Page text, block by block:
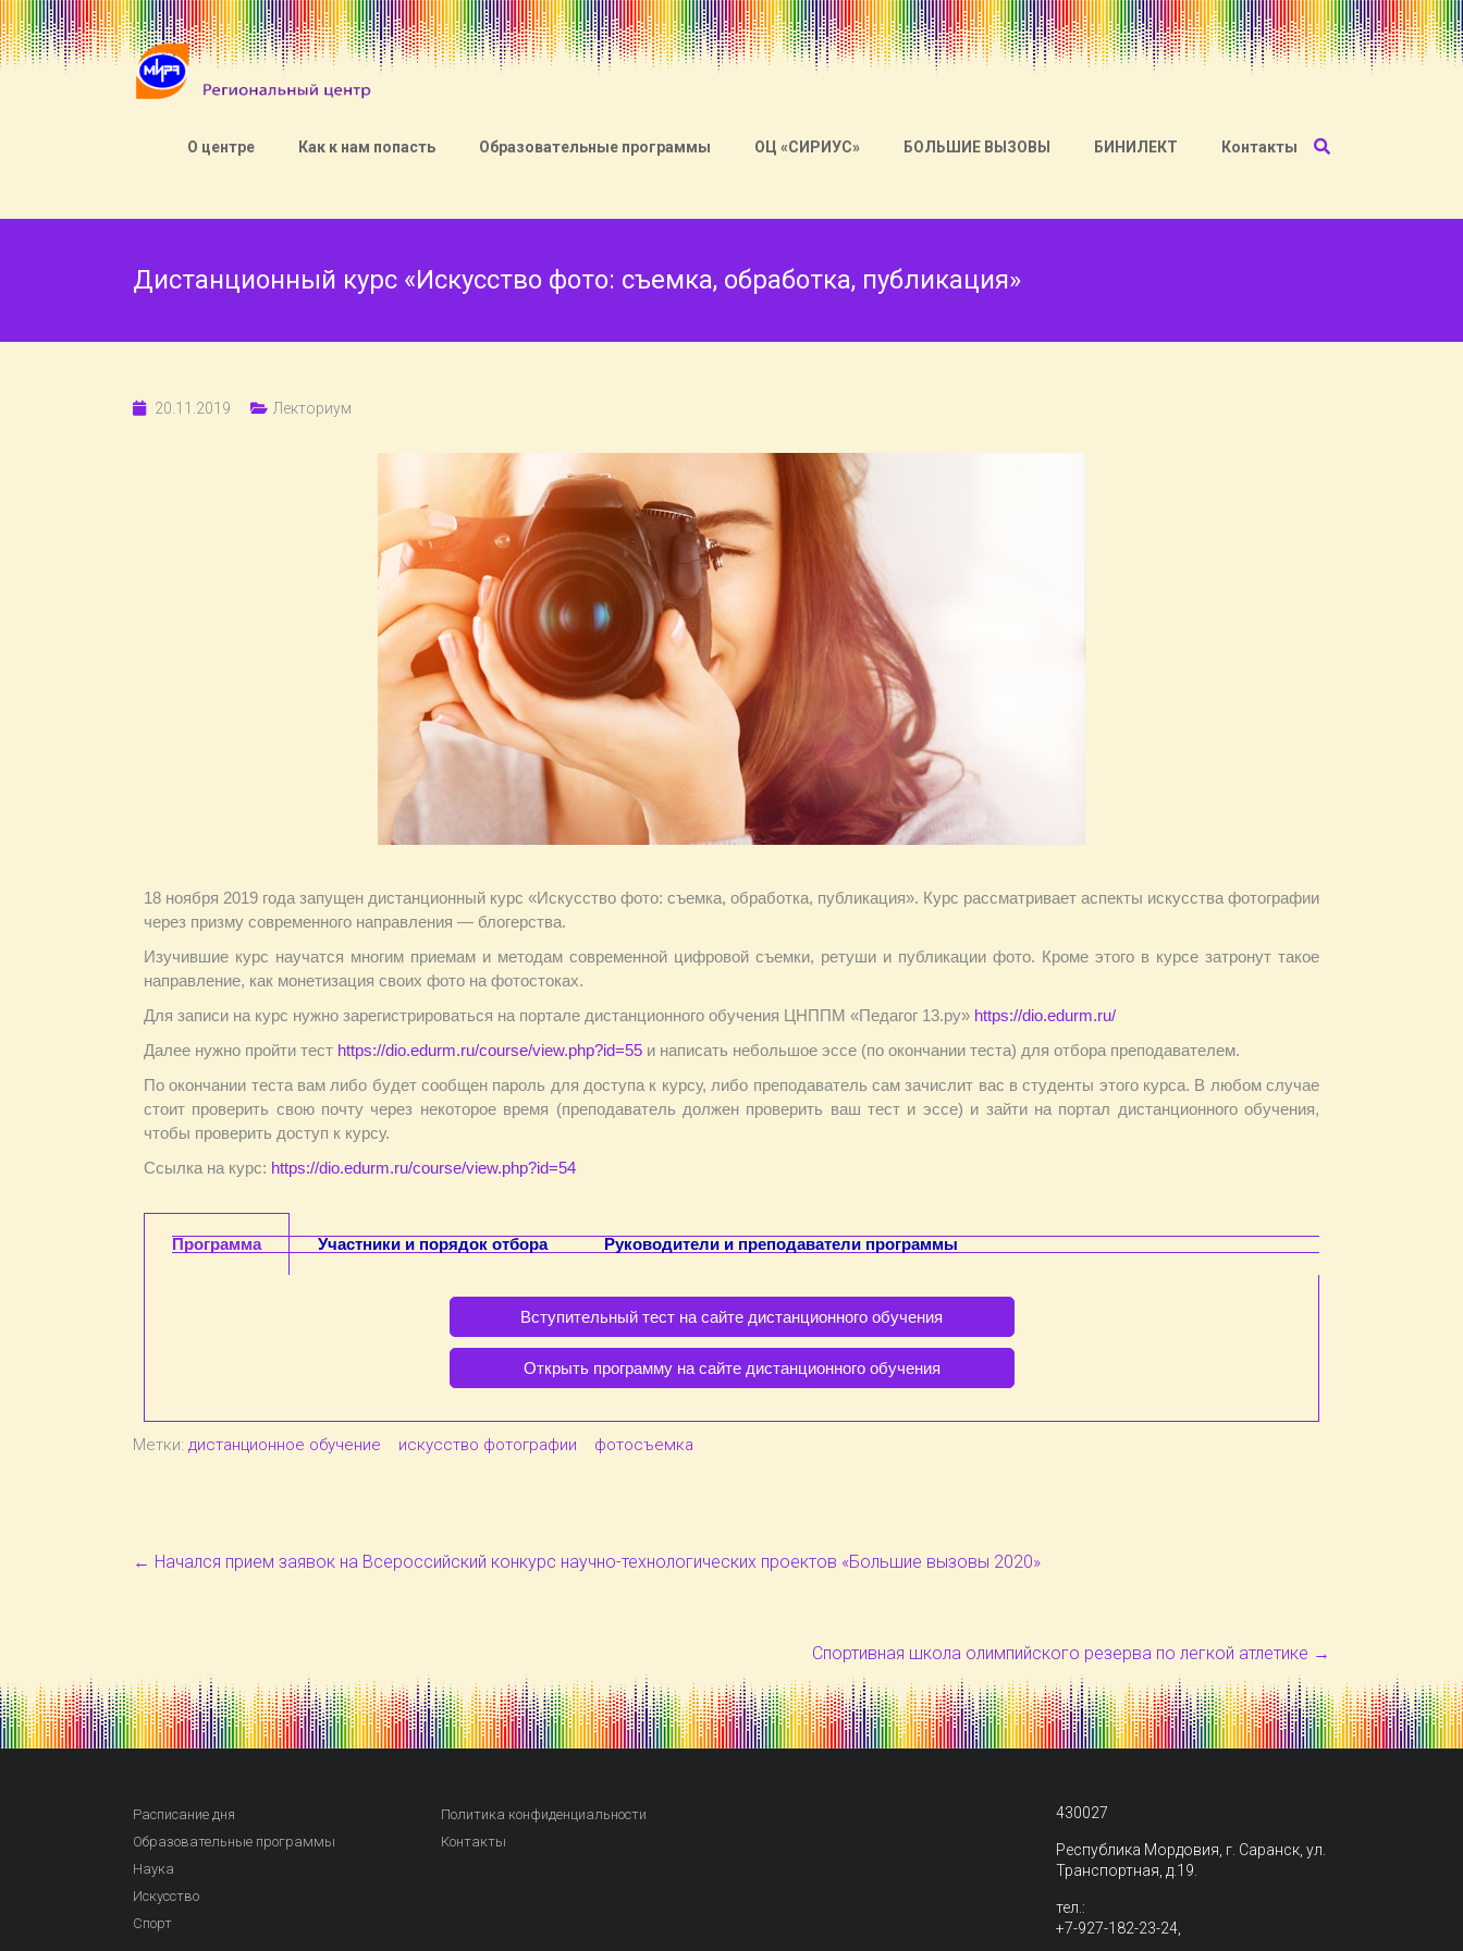
О центре Как к нам попасть Образовательные программы ОЦ «СИРИУС» БОЛЬШИЕ ВЫЗОВЫ БИНИЛЕКТ Контакты
Дистанционный курс «Искусство фото: съемка, обработка, публикация»
20.11.2019 Лекториум
18 ноября 2019 года запущен дистанционный курс «Искусство фото: съемка, обработка, публикация». Курс рассматривает аспекты искусства фотографии
через призму современного направления — блогерства.
Изучившие курс научатся многим приемам и методам современной цифровой съемки, ретуши и публикации фото. Кроме этого в курсе затронут такое
направление, как монетизация своих фото на фотостоках.
Для записи на курс нужно зарегистрироваться на портале дистанционного обучения ЦНППМ «Педагог 13.ру» https://dio.edurm.ru/
Далее нужно пройти тест https://dio.edurm.ru/course/view.php?id=55 и написать небольшое эссе (по окончании теста) для отбора преподавателем.
По окончании теста вам либо будет сообщен пароль для доступа к курсу, либо преподаватель сам зачислит вас в студенты этого курса. В любом случае
стоит проверить свою почту через некоторое время (преподаватель должен проверить ваш тест и эссе) и зайти на портал дистанционного обучения,
чтобы проверить доступ к курсу.
Ссылка на курс: https://dio.edurm.ru/course/view.php?id=54
Программа Участники и порядок отбора Руководители и преподаватели программы
Вступительный тест на сайте дистанционного обучения
Открыть программу на сайте дистанционного обучения
Метки: дистанционное обучение искусство фотографии фотосъемка
← Начался прием заявок на Всероссийский конкурс научно-технологических проектов «Большие вызовы 2020»
Спортивная школа олимпийского резерва по легкой атлетике →
Расписание дня
Образовательные программы
Наука
Искусство
Спорт
Политика конфиденциальности
Контакты
430027
Республика Мордовия, г. Саранск, ул.
Транспортная, д.19.
тел.:
+7-927-182-23-24,